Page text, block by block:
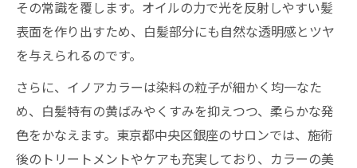
その常識を覆します。オイルの力で光を反射しやすい髪
表面を作り出すため、白髪部分にも自然な透明感とツヤ
を与えられるのです。
さらに、イノアカラーは染料の粒子が細かく均一なた
め、白髪特有の黄ばみやくすみを抑えつつ、柔らかな発
色をかなえます。東京都中央区銀座のサロンでは、施術
後のトリートメントやケアも充実しており、カラーの美